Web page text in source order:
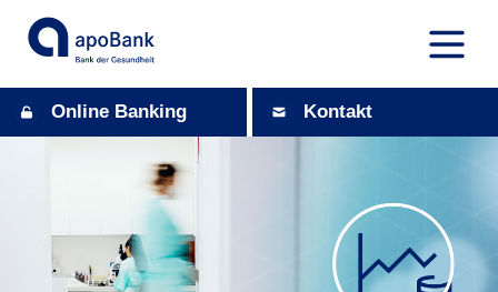
Online Banking Kontakt